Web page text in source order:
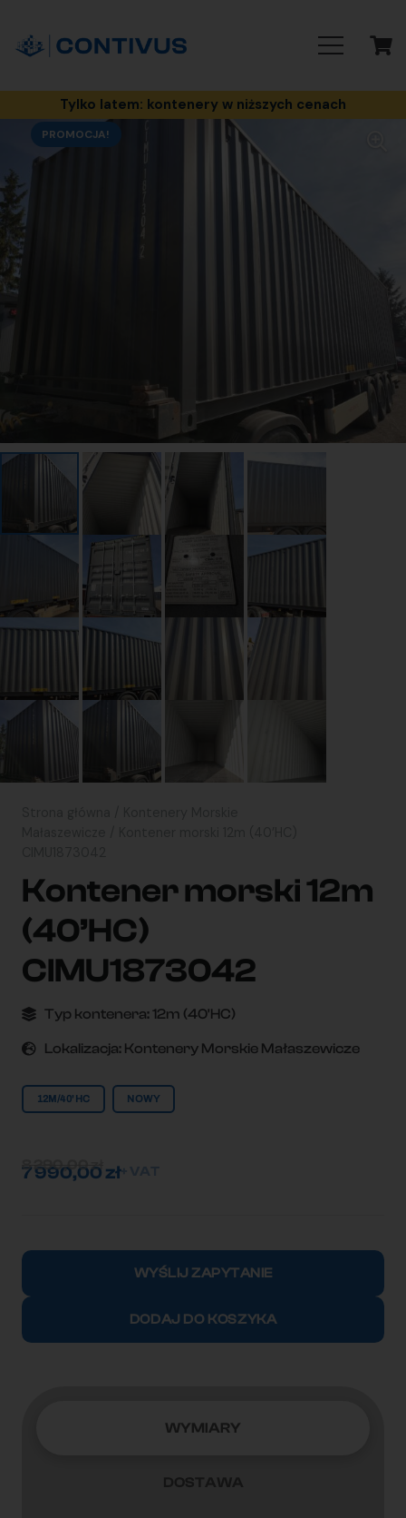
Tylko latem: kontenery w niższych cenach
PROMOCJA!
Kontener morski 12m
(40’HC)
CIMU1873042
Typ kontenera:12m (40'HC)
Lokalizacja: Kontenery Morskie Małaszewicze
12M/40'HC NOWY
7 990,00zł+ VAT
8 290,00 zł
morski
(40'HC)
WYŚLIJ ZAPYTANIE
DODAJ DO KOSZYKA
WYMIARY